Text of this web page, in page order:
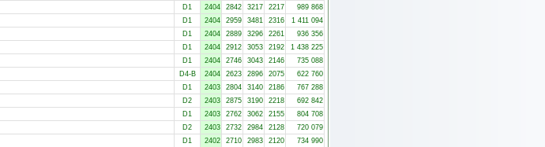
D1 2404 2842 3217 2217
989 868
D1 2404 2959 3481 2316
1 411 094
D1 2404 2889 3296 2261
936 356
D1 2404 2912 3053 2192
1 438 225
D1 2404 2746 3043 2146
735 088
D4-B 2404 2623 2896 2075
622 760
D1 2403 2804 3140 2186
767 288
D2 2403 2875 3190 2218
692 842
D1 2403 2762 3062 2155
804 708
D2 2403 2732 2984 2128
720 079
D1 2402 2710 2983 2120 734 990